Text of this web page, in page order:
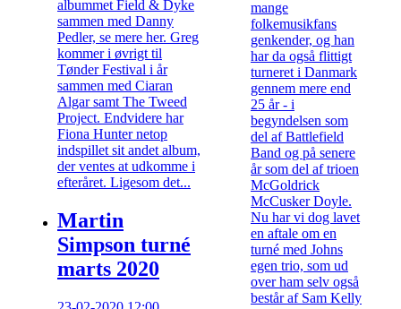
albummet Field & Dyke
sammen med Danny
Pedler, se mere her. Greg
kommer i øvrigt til
Tønder Festival i år
sammen med Ciaran
Algar samt The Tweed
Project. Endvidere har
Fiona Hunter netop
indspillet sit andet album,
der ventes at udkomme i
efteråret. Ligesom det...
Martin
Simpson turné
marts 2020
mange
folkemusikfans
genkender, og han
har da også flittigt
turneret i Danmark
gennem mere end
25 år - i
begyndelsen som
del af Battlefield
Band og på senere
år som del af trioen
McGoldrick
McCusker Doyle.
Nu har vi dog lavet
en aftale om en
turné med Johns
egen trio, som ud
over ham selv også
består af Sam Kelly